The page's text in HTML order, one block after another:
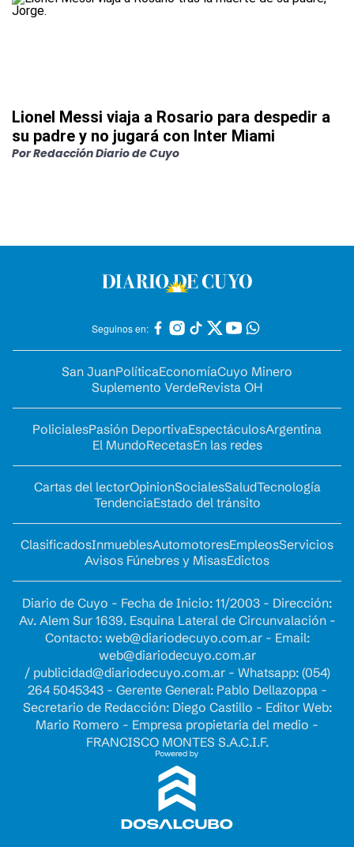
Lionel Messi viaja a Rosario para despedir a
su padre y no jugará con Inter Miami
PorRedacción Diario de Cuyo
Seguinos en:
San JuanPolíticaEconomíaCuyo Minero
Suplemento VerdeRevista OH
PolicialesPasión DeportivaEspectáculosArgentina
El MundoRecetasEn las redes
Cartas del lectorOpinionSocialesSaludTecnología
TendenciaEstado del tránsito
ClasificadosInmueblesAutomotoresEmpleosServicios
Avisos Fúnebres y MisasEdictos
Diario de Cuyo - Fecha de Inicio: 11/2003 - Dirección:
Av. Alem Sur 1639. Esquina Lateral de Circunvalación -
Contacto: web@diariodecuyo.com.ar- Email:
web@diariodecuyo.com.ar
/ publicidad@diariodecuyo.com.ar- Whatsapp: (054)
264 5045343 - Gerente General: Pablo Dellazoppa -
Secretario de Redacción: Diego Castillo - Editor Web:
Mario Romero - Empresa propietaria del medio -
FRANCISCO MONTES S.A.C.I.F.